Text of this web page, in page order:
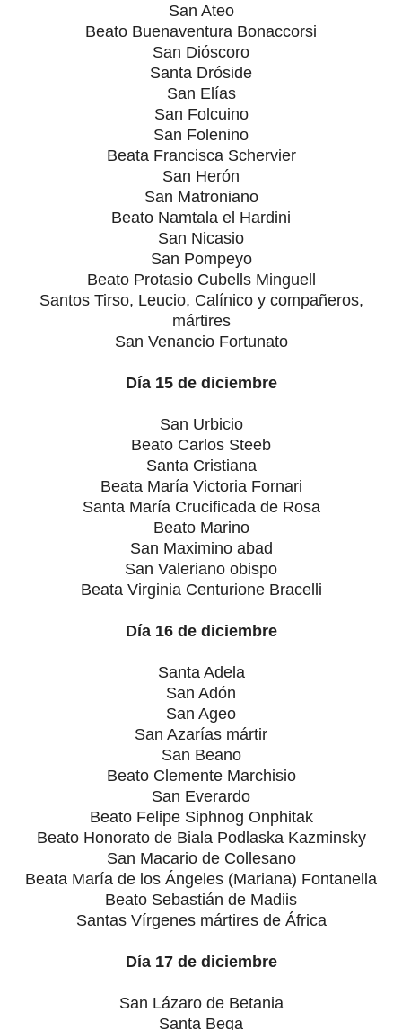
San Ateo
Beato Buenaventura Bonaccorsi
San Dióscoro
Santa Dróside
San Elías
San Folcuino
San Folenino
Beata Francisca Schervier
San Herón
San Matroniano
Beato Namtala el Hardini
San Nicasio
San Pompeyo
Beato Protasio Cubells Minguell
Santos Tirso, Leucio, Calínico y compañeros,
mártires
San Venancio Fortunato
Día 15 de diciembre
San Urbicio
Beato Carlos Steeb
Santa Cristiana
Beata María Victoria Fornari
Santa María Crucificada de Rosa
Beato Marino
San Maximino abad
San Valeriano obispo
Beata Virginia Centurione Bracelli
Día 16 de diciembre
Santa Adela
San Adón
San Ageo
San Azarías mártir
San Beano
Beato Clemente Marchisio
San Everardo
Beato Felipe Siphnog Onphitak
Beato Honorato de Biala Podlaska Kazminsky
San Macario de Collesano
Beata María de los Ángeles (Mariana) Fontanella
Beato Sebastián de Madiis
Santas Vírgenes mártires de África
Día 17 de diciembre
San Lázaro de Betania
Santa Bega